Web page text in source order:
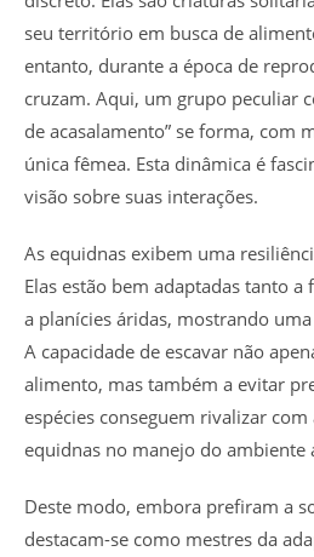
seu território em busca de
entanto, durante a época de
cruzam. Aqui, um grupo peculiar
de acasalamento” se forma, com
única fêmea. Esta dinâmica é
visão sobre suas interações.
As equidnas exibem uma
Elas estão bem adaptadas tanto
a planícies áridas, mostrando
A capacidade de escavar não
alimento, mas também a evitar
espécies conseguem rivalizar
equidnas no manejo do ambiente
Deste modo, embora prefiram a
destacam-se como mestres da